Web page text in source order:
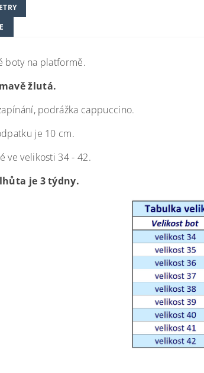
boty na platformě.
žlutá.
podrážka cappuccino.
je 10 cm.
ve velikosti 34 - 42.
je 3 týdny.